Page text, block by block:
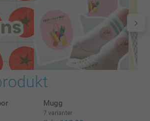
Mugg
7 varianter